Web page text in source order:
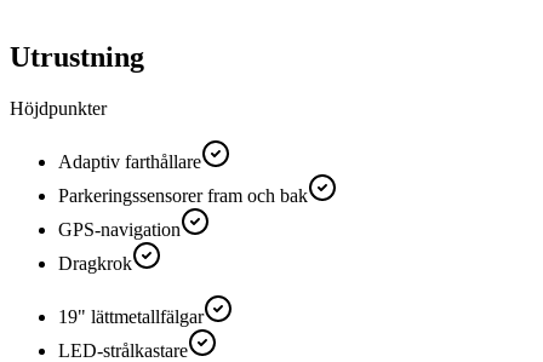
Utrustning
Höjdpunkter
Adaptiv farthållare
Parkeringssensorer fram och bak
GPS-navigation
Dragkrok
19" lättmetallfälgar
LED-strålkastare